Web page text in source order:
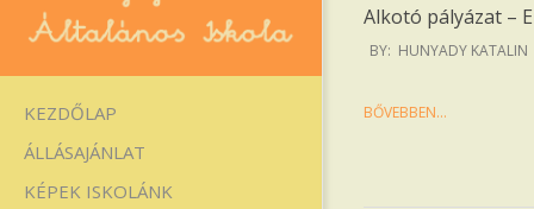
Gyöngyösi
Arany
János
Primary
Navigation
Menu
KEZDŐLAP
ÁLLÁSAJÁNLAT
KÉPEK ISKOLÁNK
Alkotó pályázat –
2026-
24
BY: HUNYADY KATALIN
BŐVEBBEN…